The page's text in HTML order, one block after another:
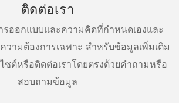
ติดต่อเรา
รออกแบบและความคิดที่กำหนดเองและ
วามต้องการเฉพาะ สำหรับข้อมูลเพิ่มเติม
ซต์หรือติดต่อเราโดยตรงด้วยคำถามหรือ
สอบถามข้อมูล